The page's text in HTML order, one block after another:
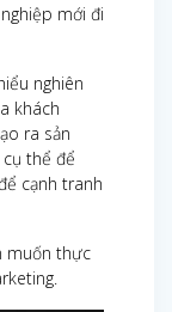
mới đi
nghiên
khách
ra sản
thể để
cạnh tranh
muốn thực